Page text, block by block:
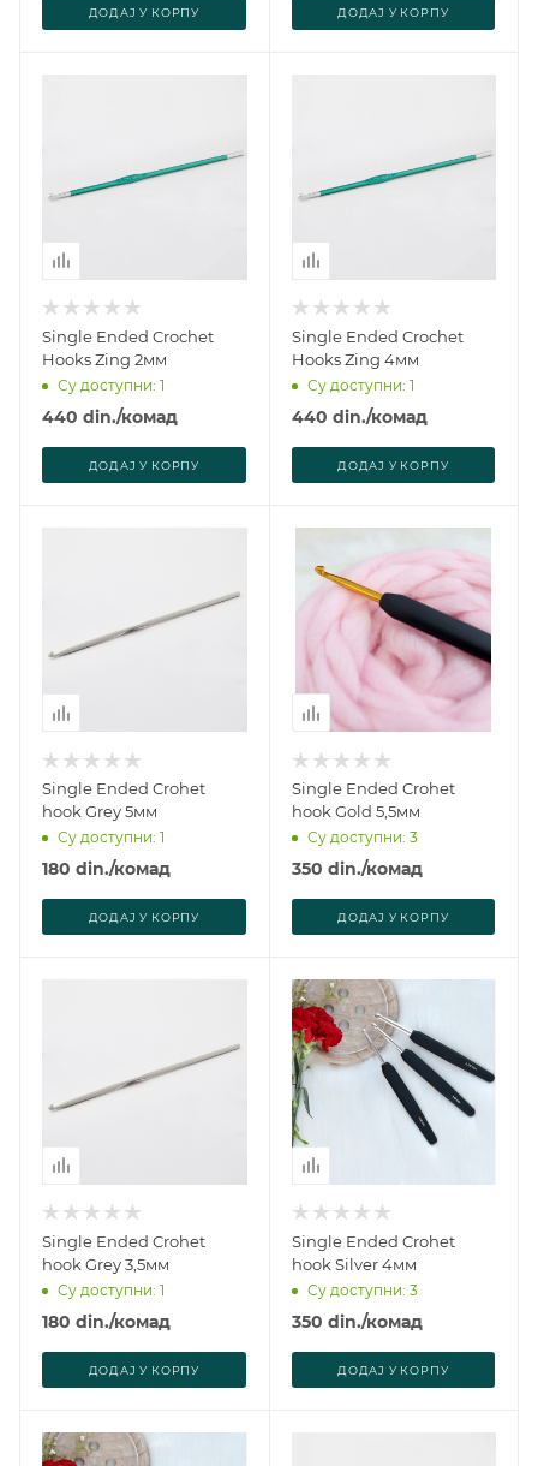
ДОДАJ У КОРПУ ДОДАJ У КОРПУ
Single Ended Crochet
Hooks Zing 2мм
Су доступни: 1
440 din./комад
ДОДАJ У КОРПУ
Single Ended Crochet
Hooks Zing 4мм
Су доступни: 1
440 din./комад
ДОДАJ У КОРПУ
Single Ended Crohet
hook Grey 5мм
Су доступни: 1
180 din./комад
ДОДАJ У КОРПУ
Single Ended Crohet
hook Gold 5,5мм
Су доступни: 3
350 din./комад
ДОДАJ У КОРПУ
Single Ended Crohet
hook Grey 3,5мм
Су доступни: 1
180 din./комад
ДОДАJ У КОРПУ
Single Ended Crohet
hook Silver 4мм
Су доступни: 3
350 din./комад
ДОДАJ У КОРПУ